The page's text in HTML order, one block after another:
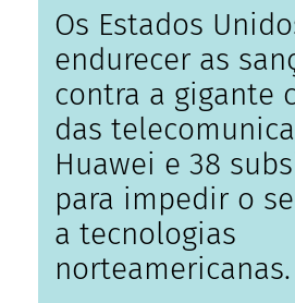
Os Estados
endurecer as
contra a gigante
das
Huawei e 38
para impedir o
a tecnologias
norteamericanas.